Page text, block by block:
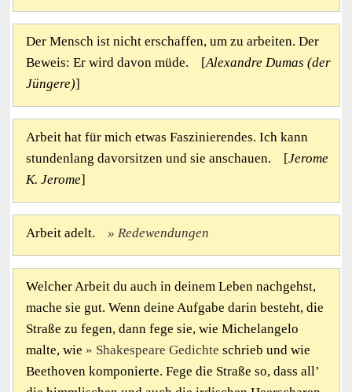
Der Mensch ist nicht erschaffen, um zu arbeiten. Der
Beweis: Er wird davon müde. [Alexandre Dumas (der
Jüngere)]
Arbeit hat für mich etwas Faszinierendes. Ich kann
stundenlang davorsitzen und sie anschauen. [Jerome
K. Jerome]
Arbeit adelt. Redewendungen
Welcher Arbeit du auch in deinem Leben nachgehst,
mache sie gut. Wenn deine Aufgabe darin besteht, die
Straße zu fegen, dann fege sie, wie Michelangelo
malte, wie
Shakespeare Gedichte schrieb und wie
Beethoven komponierte. Fege die Straße so, dass all’